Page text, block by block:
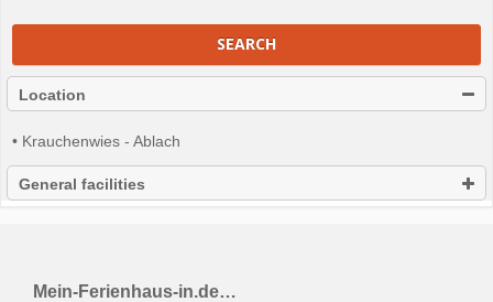
SEARCH
Location
• Krauchenwies - Ablach
General facilities
Mein-Ferienhaus-in.de…